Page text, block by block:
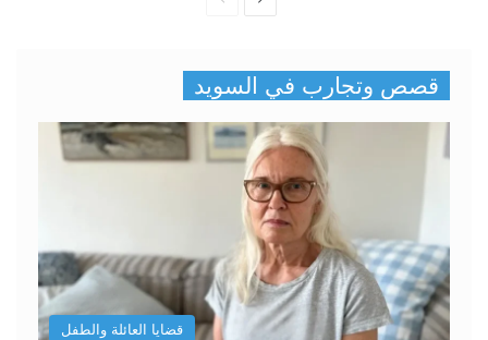
ف
ح
ة
ا
ب
ف
ح
ة
ا
ل
ت
ا
ل
قصص وتجارب في السويد
قضايا العائلة والطفل